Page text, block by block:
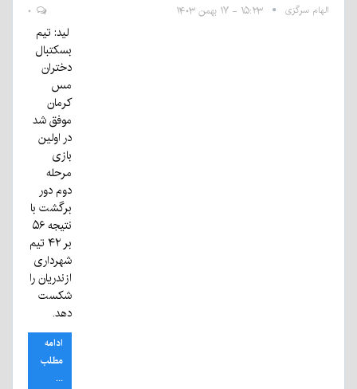
الهام سرگزی ۱۵:۲۳ - ۱۷ بهمن ۱۴۰۳
لید: تیم
بسکتبال
دختران
مس
کرمان
موفق شد
در اولین
بازی
مرحله
دوم دور
برگشت با
نتیجه ۵۶
بر ۴۲ تیم
شهرداری
ازندریان را
شکست
دهد.
ادامه
مطلب
...